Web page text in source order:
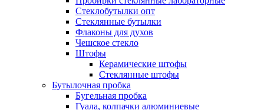
Стеклобутылки опт
Стеклянные бутылки
Флаконы для духов
Чешское стекло
Штофы
Керамические штофы
Стеклянные штофы
Бутылочная пробка
Бугельная пробка
Гуала, колпачки алюминиевые